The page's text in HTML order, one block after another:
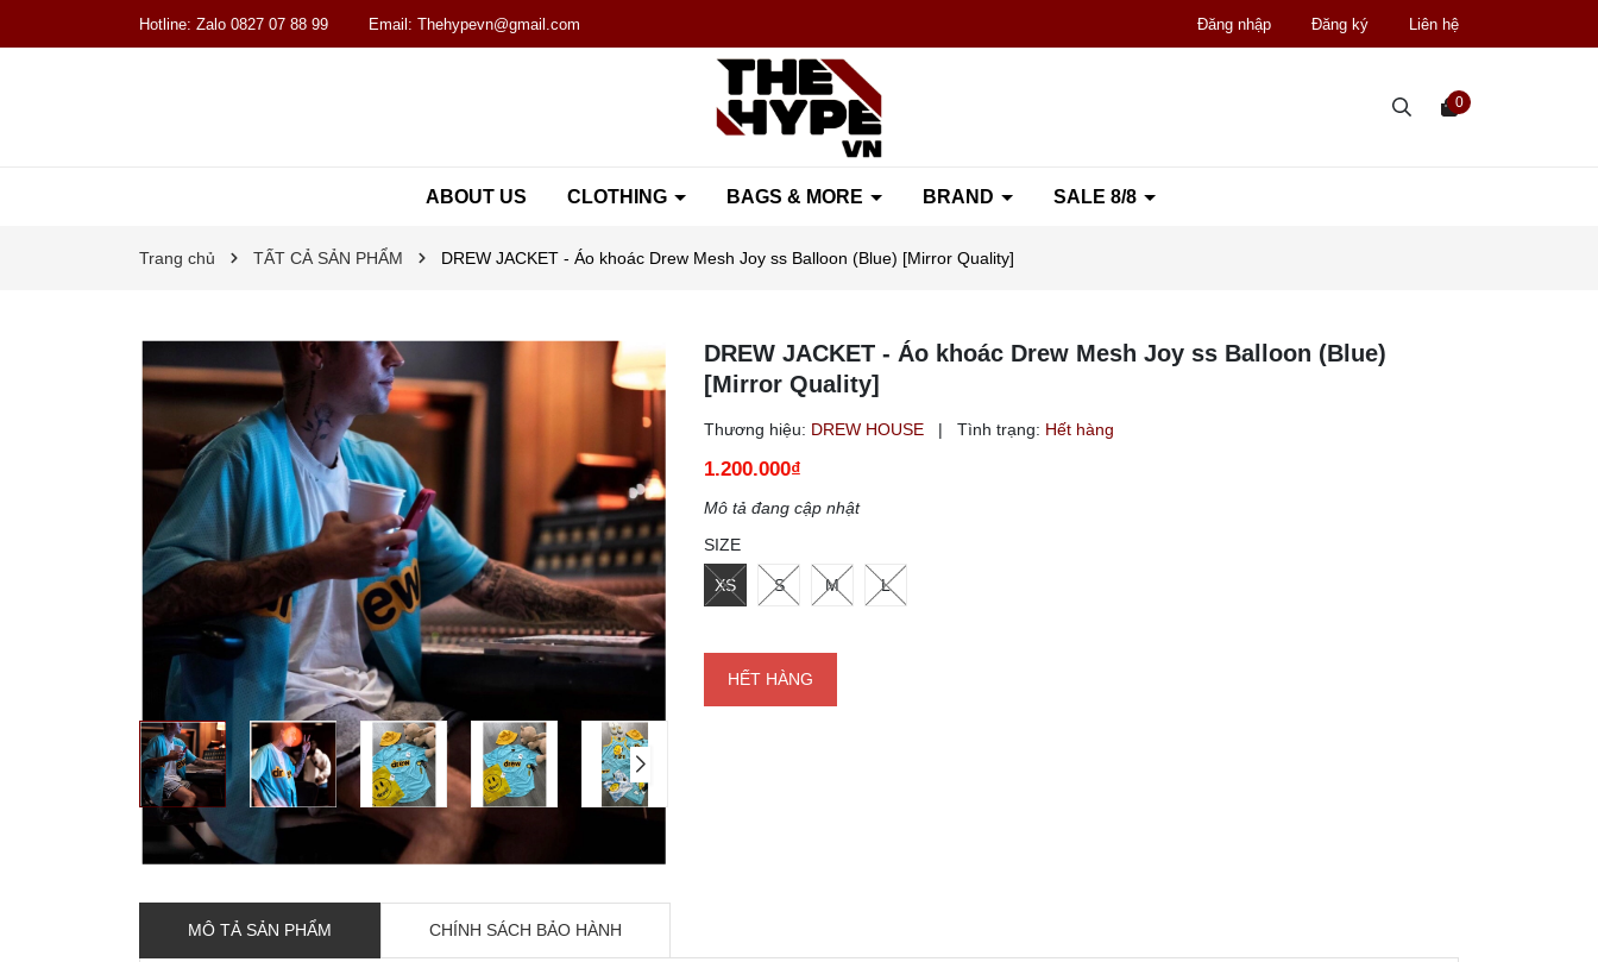
Hotline: Zalo 0827 07 88 99 Email: Thehypevn@gmail.com Đăng nhập Đăng ký Liên hệ
ABOUT US CLOTHING BAGS & MORE BRAND SALE 8/8
0
Trang chủ TẤT CẢ SẢN PHẨM DREW JACKET - Áo khoác Drew Mesh Joy ss Balloon (Blue) [Mirror Quality]
DREW JACKET - Áo khoác Drew Mesh Joy ss Balloon (Blue)
[Mirror Quality]
Thương hiệu: DREW HOUSE | Tình trạng: Hết hàng
1.200.000₫
Mô tả đang cập nhật
SIZE
XS S M L
HẾT HÀNG
MÔ TẢ SẢN PHẨM CHÍNH SÁCH BẢO HÀNH